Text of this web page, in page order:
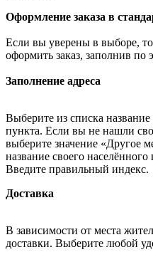
Оформление заказа в
Если вы уверены в выборе,
оформить заказ, заполнив по
Заполнение адреса
Выберите из списка
пункта. Если вы не нашли
выберите значение «Другое
название своего
Введите правильный индекс.
Доставка
В зависимости от места
доставки. Выберите любой